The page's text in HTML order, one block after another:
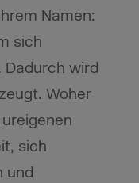
Namen:
sich
Dadurch wird
Woher
sich
und